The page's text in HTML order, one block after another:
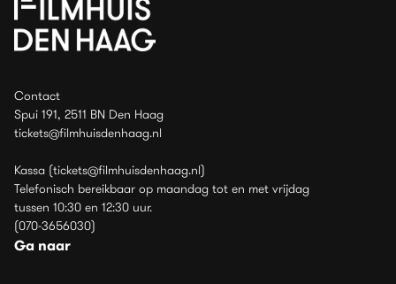
Contact
Spui 191, 2511 BN Den Haag
tickets@filmhuisdenhaag.nl
Kassa (tickets@filmhuisdenhaag.nl)
Telefonisch bereikbaar op maandag tot en met vrijdag
tussen 10:30 en 12:30 uur.
(070-3656030)
Ga naar